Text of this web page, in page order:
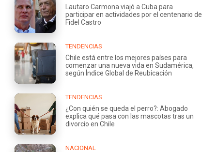
Lautaro Carmona viajó a Cuba para
participar en actividades por el centenario de
Fidel Castro
TENDENCIAS
Chile está entre los mejores países para
comenzar una nueva vida en Sudamérica,
según Índice Global de Reubicación
TENDENCIAS
¿Con quién se queda el perro?: Abogado
explica qué pasa con las mascotas tras un
divorcio en Chile
NACIONAL